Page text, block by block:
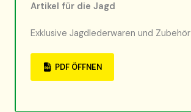
Artikel für die Jagd
Exklusive Jagdlederwaren und Zubehör
PDF ÖFFNEN